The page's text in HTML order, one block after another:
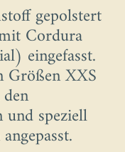
gepolstert
Cordura
eingefasst.
Größen XXS
und speziell